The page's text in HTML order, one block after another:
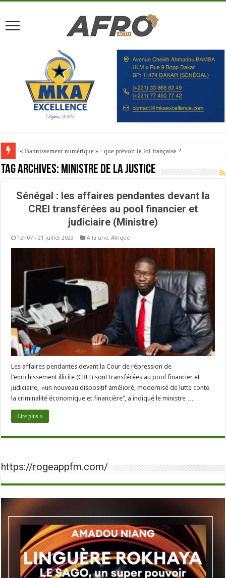
« Bannissement numérique » : que prévoit la loi française ?
Tag Archives: ministre de la Justice
Sénégal : les affaires pendantes devant la
CREI transférées au pool financier et
judiciaire (Ministre)
12h07 - 21 juillet 2023 A la une,Afrique
Les affaires pendantes devant la Cour de répression de
l’enrichissement illicite (CREI) sont transférées au pool financier et
judiciaire, »un nouveau dispositif amélioré, modernisé de lutte conte
la criminalité économique et financière’’, a indiqué le ministre …
Lire plus »
https://rogeappfm.com/